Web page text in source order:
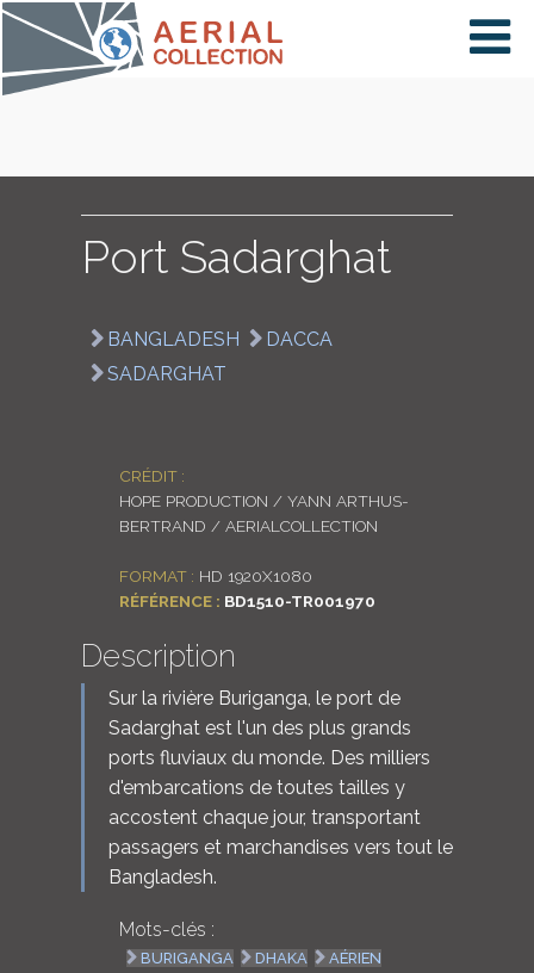
×
PAYS
Port Sadarghat
BANGLADESH
DACCA
SADARGHAT
CRÉDIT :
HOPE PRODUCTION / YANN ARTHUS-
BERTRAND / AERIALCOLLECTION
FORMAT : HD 1920X1080
RÉFÉRENCE : BD1510-TR001970
Description
Sur la rivière Buriganga, le port de
Sadarghat est l'un des plus grands
ports fluviaux du monde. Des milliers
d'embarcations de toutes tailles y
accostent chaque jour, transportant
passagers et marchandises vers tout le
Bangladesh.
Mots-clés :
BURIGANGA DHAKA
AÉRIEN